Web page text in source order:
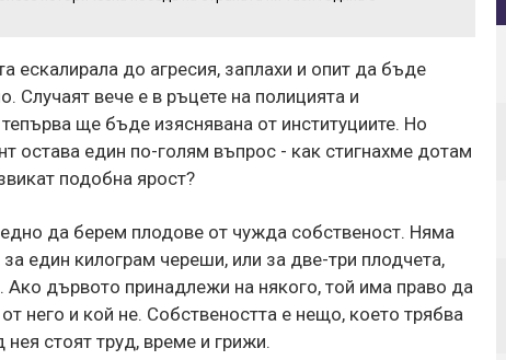
ескалирала до агресия, заплахи и опит да бъде
Случаят вече е в ръцете на полицията и
тепърва ще бъде изяснявана от институциите. Но
остава един по-голям въпрос - как стигнахме дотам
подобна ярост?
да берем плодове от чужда собственост. Няма
един килограм череши, или за две-три плодчета,
Ако дървото принадлежи на някого, той има право да
него и кой не. Собствеността е нещо, което трябва
стоят труд, време и грижи.